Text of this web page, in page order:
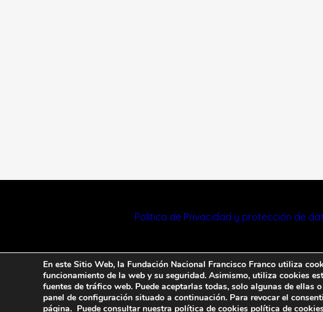
Política de Privacidad y protección de
En este Sitio Web, la Fundación Nacional Francisco Franco utiliza
funcionamiento de la web y su seguridad. Asimismo, utiliza cookies
fuentes de tráfico web. Puede aceptarlas todas, solo algunas de
panel de configuración situado a continuación. Para revocar el
página. Puede consultar nuestra política de cookies política de